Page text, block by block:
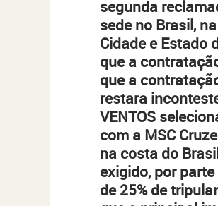
segunda
sede no Brasil,
Cidade e Estado
que a
que a
restara
VENTOS
com a MSC
na costa do
exigido, por
de 25% de